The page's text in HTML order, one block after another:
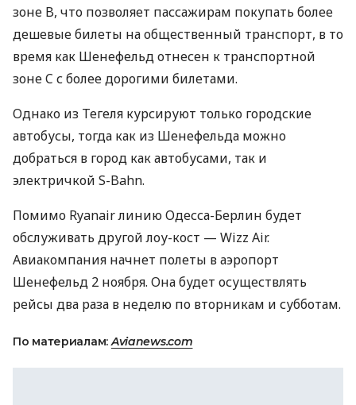
зоне B, что позволяет пассажирам покупать более
дешевые билеты на общественный транспорт, в то
время как Шенефельд отнесен к транспортной
зоне C с более дорогими билетами.
Однако из Тегеля курсируют только городские
автобусы, тогда как из Шенефельда можно
добраться в город как автобусами, так и
электричкой S-Bahn.
Помимо Ryanair линию Одесса-Берлин будет
обслуживать другой лоу-кост — Wizz Air.
Авиакомпания начнет полеты в аэропорт
Шенефельд 2 ноября. Она будет осуществлять
рейсы два раза в неделю по вторникам и субботам.
По материалам:Avianews.com